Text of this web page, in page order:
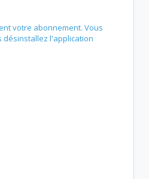
votre abonnement. Vous
désinstallez l'application